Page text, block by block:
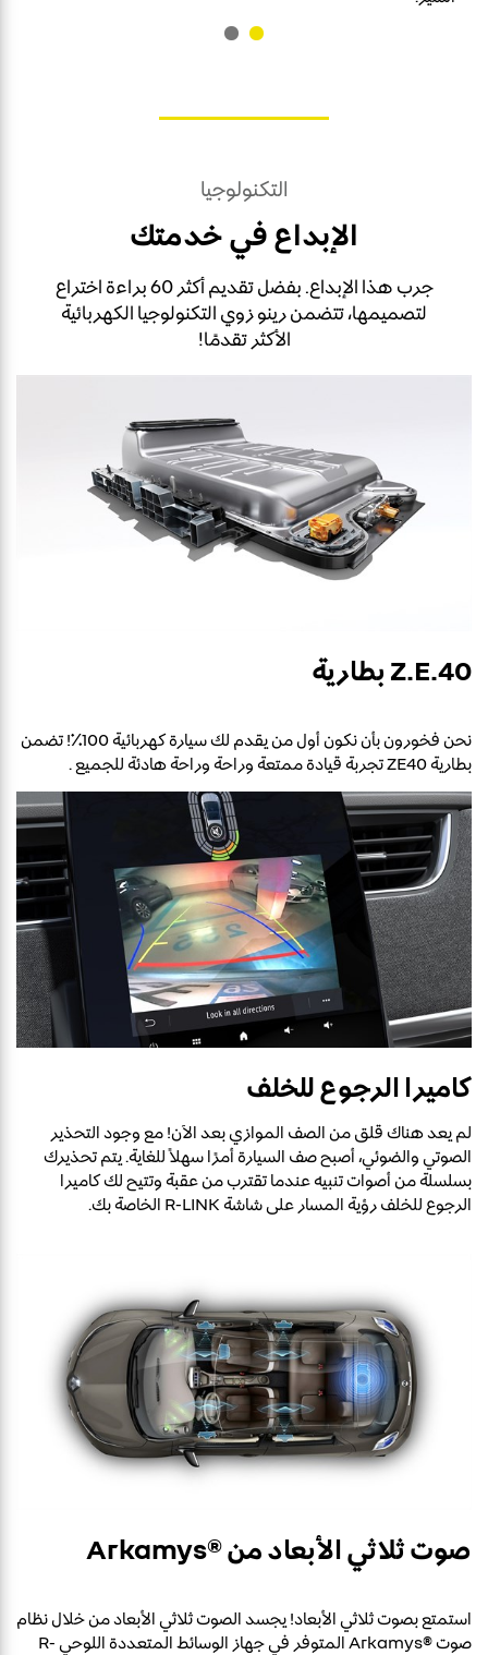
التكنولوجيا
الإبداع في خدمتك
جرب هذا الإبداع. بفضل تقديم أكثر 60 براءة اختراع
لتصميمها، تتضمن رينو زوي التكنولوجيا الكهربائية
الأكثر تقدمًا!
Z.E.40 بطارية
نحن فخورون بأن نكون أول من يقدم لك سيارة كهربائية 100٪! تضمن
بطارية ZE40 تجربة قيادة ممتعة وراحة وراحة هادئة للجميع .
كاميرا الرجوع للخلف
لم يعد هناك قلق من الصف الموازي بعد الآن! مع وجود التحذير
الصوتي والضوئي، أصبح صف السيارة أمرًا سهلاً للغاية. يتم تحذيرك
بسلسلة من أصوات تنبيه عندما تقترب من عقبة وتتيح لك كاميرا
الرجوع للخلف رؤية المسار على شاشة R-LINK الخاصة بك.
صوت ثلاثي الأبعاد من ®Arkamys
استمتع بصوت ثلاثي الأبعاد! يجسد الصوت ثلاثي الأبعاد من خلال نظام
صوت ®Arkamys المتوفر في جهاز الوسائط المتعددة اللوحي R-